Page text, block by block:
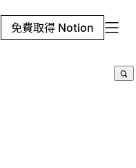
免費取得 Notion